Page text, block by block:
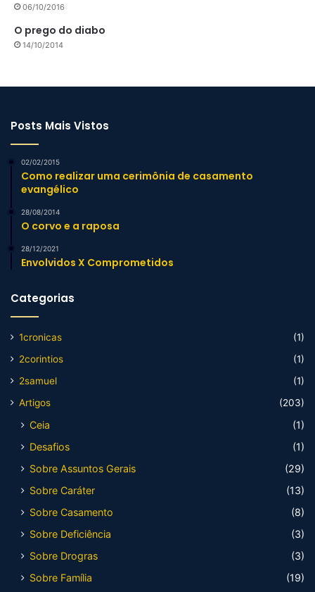
06/10/2016
O prego do diabo
14/10/2014
Posts Mais Vistos
02/02/2015
Como realizar uma cerimônia de casamento
evangélico
28/08/2014
O corvo e a raposa
28/12/2021
Envolvidos X Comprometidos
Categorias
1cronicas
(1)
2corintios
(1)
2samuel
(1)
Artigos
(203)
Ceia
(1)
Desafios
(1)
Sobre Assuntos Gerais
(29)
Sobre Caráter
(13)
Sobre Casamento
(8)
Sobre Deficiência
(3)
Sobre Drogras
(3)
Sobre Família
(19)